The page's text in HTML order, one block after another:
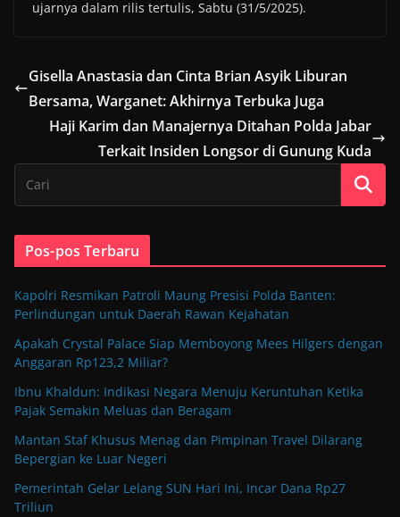
ujarnya dalam rilis tertulis, Sabtu (31/5/2025).
Gisella Anastasia dan Cinta Brian Asyik Liburan
Bersama, Warganet: Akhirnya Terbuka Juga
Haji Karim dan Manajernya Ditahan Polda Jabar
Terkait Insiden Longsor di Gunung Kuda
Pos-pos Terbaru
Kapolri Resmikan Patroli Maung Presisi Polda Banten:
Perlindungan untuk Daerah Rawan Kejahatan
Apakah Crystal Palace Siap Memboyong Mees Hilgers dengan
Anggaran Rp123,2 Miliar?
Ibnu Khaldun: Indikasi Negara Menuju Keruntuhan Ketika
Pajak Semakin Meluas dan Beragam
Mantan Staf Khusus Menag dan Pimpinan Travel Dilarang
Bepergian ke Luar Negeri
Pemerintah Gelar Lelang SUN Hari Ini, Incar Dana Rp27
Triliun